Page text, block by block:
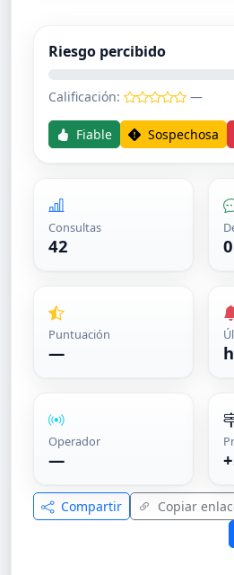
Riesgo percibido
Calificación: —
Fiable Sospechosa
Consultas
42 0
Puntuación
—
Operador
—
Compartir
Copiar